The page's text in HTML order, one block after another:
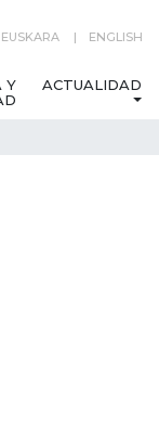
EUSKARA ENGLISH
Y
ACTUALIDAD